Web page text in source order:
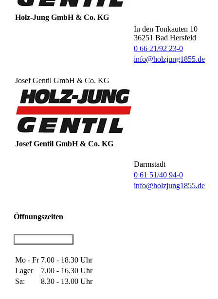
Holz-Jung GmbH & Co. KG
In den Tonkauten 10
36251 Bad Hersfeld
0 66 21/92 23-0
info@holzjung1855.de
Josef Gentil GmbH & Co. KG
Josef Gentil GmbH & Co. KG
Darmstadt
0 61 51/40 94-0
info@holzjung1855.de
Öffnungszeiten
Mo - Fr 7.00 - 18.30 Uhr
Lager
7.00 - 16.30 Uhr
Sa:
8.30 - 13.00 Uhr